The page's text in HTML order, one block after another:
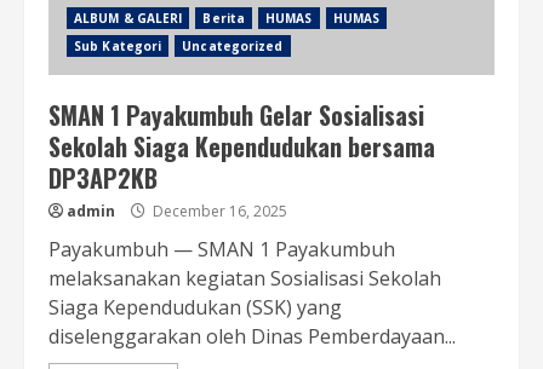
ALBUM & GALERI Berita HUMAS
HUMAS
Sub Kategori
Uncategorized
SMAN 1 Payakumbuh Gelar Sosialisasi
Sekolah Siaga Kependudukan bersama
DP3AP2KB
admin December 16, 2025
Payakumbuh — SMAN 1 Payakumbuh
melaksanakan kegiatan Sosialisasi Sekolah
Siaga Kependudukan (SSK) yang
diselenggarakan oleh Dinas Pemberdayaan...